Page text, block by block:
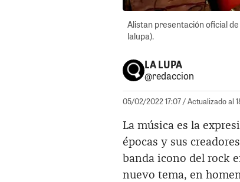
Alistan presentación oficial
lalupa).
LA LUPA
@redaccion
05/02/2022 17:07/ Actualizado al
La música es la
épocas y sus
banda icono del rock
nuevo tema, en